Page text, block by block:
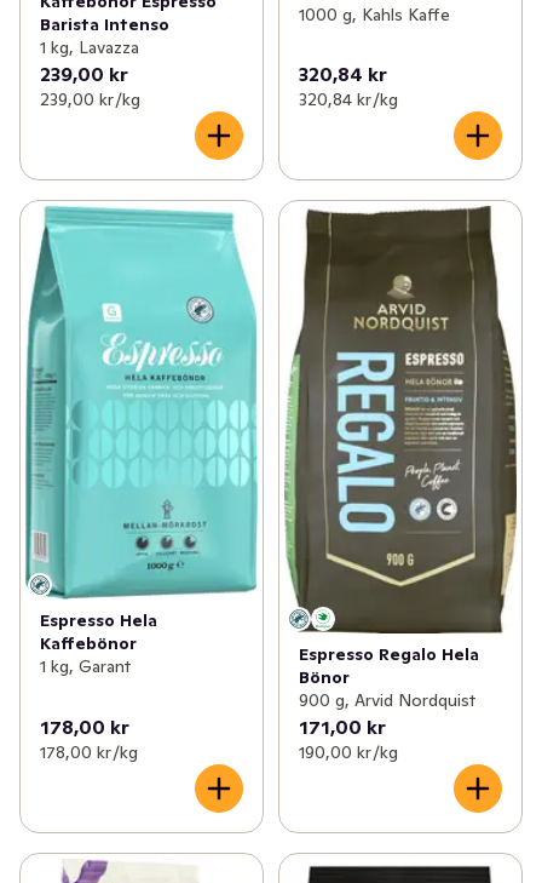
Barista Intenso
1 kg, Lavazza
239,00 kr
239,00 kr /kg
1000 g, Kahls Kaffe
320,84 kr
320,84 kr /kg
Espresso Hela
Kaffebönor
1 kg, Garant
178,00 kr
178,00 kr /kg
Espresso Regalo Hela
Bönor
900 g, Arvid Nordquist
171,00 kr
190,00 kr /kg